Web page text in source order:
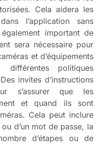
Cela aidera les
l’application sans
important de
sera nécessaire pour
et d’équipements
différentes politiques
invites d’instructions
s’assurer que les
et quand ils sont
Cela peut inclure
d’un mot de passe, la
d’étapes ou de